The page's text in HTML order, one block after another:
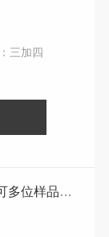
三加四
样品进样